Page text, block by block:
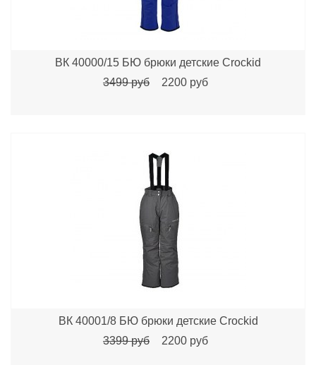
ВК 40000/15 БЮ брюки детские Сrockid
3499 руб
2200 руб
ВК 40001/8 БЮ брюки детские Сrockid
3399 руб
2200 руб